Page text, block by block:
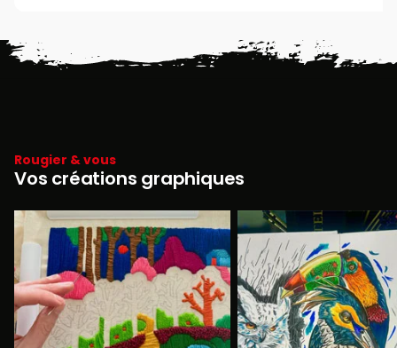
Rougier & vous
Vos créations graphiques